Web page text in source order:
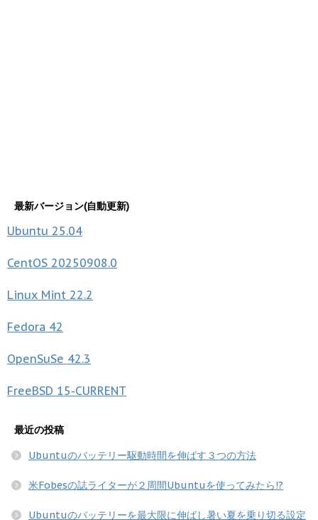
最新バージョン(自動更新)
Ubuntu 25.04
CentOS 20250908.0
Linux Mint 22.2
Fedora 42
OpenSuSe 42.3
FreeBSD 15-CURRENT
最近の投稿
Ubuntuのバッテリー駆動時間を伸ばす３つの方法
米Fobesの誌ライターが２周間Ubuntuを使ってみたら!?
Ubuntuのバッテリーを最大限に伸ばし暑い夏を乗り切る設定